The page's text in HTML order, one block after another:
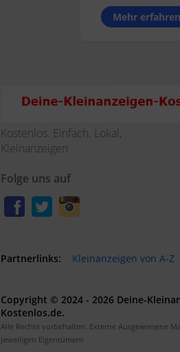
Mehr erfahren
Kostenlos. Einfach. Lokal,
Kleinanzeigen
Folge uns auf
Partnerlinks: Kleinanzeigen von A-Z
Copyright © 2024 - 2026 Deine-
Kostenlos.de.
Alle Rechte vorbehalten. Externe Ausgewiesene
jeweiligen Eigentümern